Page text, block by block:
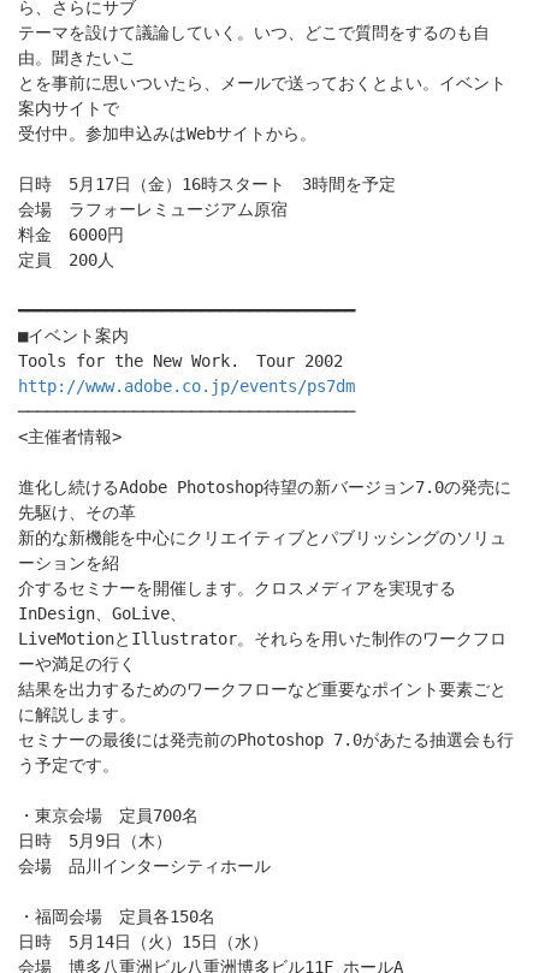
ら、さらにサブ
テーマを設けて議論していく。いつ、どこで質問をするのも自
由。聞きたいこ
とを事前に思いついたら、メールで送っておくとよい。イベント
案内サイトで
受付中。参加申込みはWebサイトから。
日時 5月17日（金）16時スタート 3時間を予定
会場 ラフォーレミュージアム原宿
料金 6000円
定員 200人
━━━━━━━━━━━━━━━━━━━━━━━━━━━━━━━━━━━
■イベント案内
Tools for the New Work. Tour 2002
http://www.adobe.co.jp/events/ps7dm
───────────────────────────────────
<主催者情報>
進化し続けるAdobe Photoshop待望の新バージョン7.0の発売に
先駆け、その革
新的な新機能を中心にクリエイティブとパブリッシングのソリュ
ーションを紹
介するセミナーを開催します。クロスメディアを実現する
InDesign、GoLive、
LiveMotionとIllustrator。それらを用いた制作のワークフロ
ーや満足の行く
結果を出力するためのワークフローなど重要なポイント要素ごと
に解説します。
セミナーの最後には発売前のPhotoshop 7.0があたる抽選会も行
う予定です。
・東京会場 定員700名
日時 5月9日（木）
会場 品川インターシティホール
・福岡会場 定員各150名
日時 5月14日（火）15日（水）
会場 博多八重洲ビル八重洲博多ビル11F ホールA